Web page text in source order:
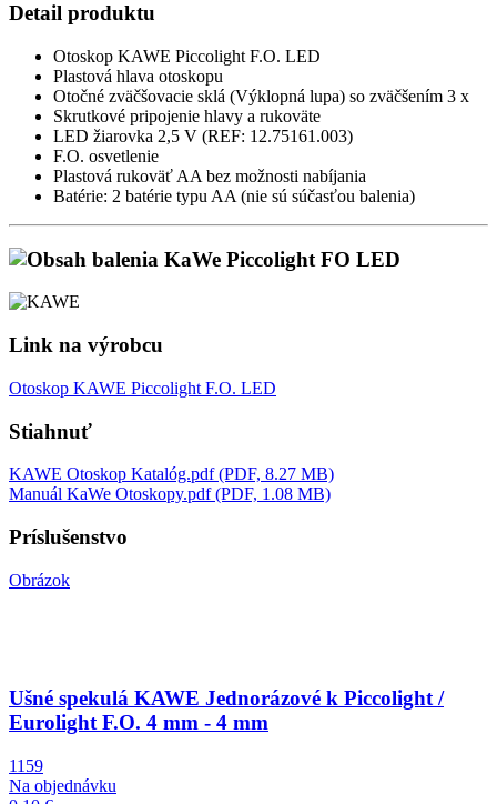
Detail produktu
Otoskop KAWE Piccolight F.O. LED
Plastová hlava otoskopu
Otočné zväčšovacie sklá (Výklopná lupa) so zväčšením 3 x
Skrutkové pripojenie hlavy a rukoväte
LED žiarovka 2,5 V (REF: 12.75161.003)
F.O. osvetlenie
Plastová rukoväť AA bez možnosti nabíjania
Batérie: 2 batérie typu AA (nie sú súčasťou balenia)
Link na výrobcu
Otoskop KAWE Piccolight F.O. LED
Stiahnuť
KAWE Otoskop Katalóg.pdf (PDF, 8.27 MB)
Manuál KaWe Otoskopy.pdf (PDF, 1.08 MB)
Príslušenstvo
Obrázok
Ušné spekulá KAWE Jednorázové k Piccolight /
Eurolight F.O. 4 mm - 4 mm
1159
Na objednávku